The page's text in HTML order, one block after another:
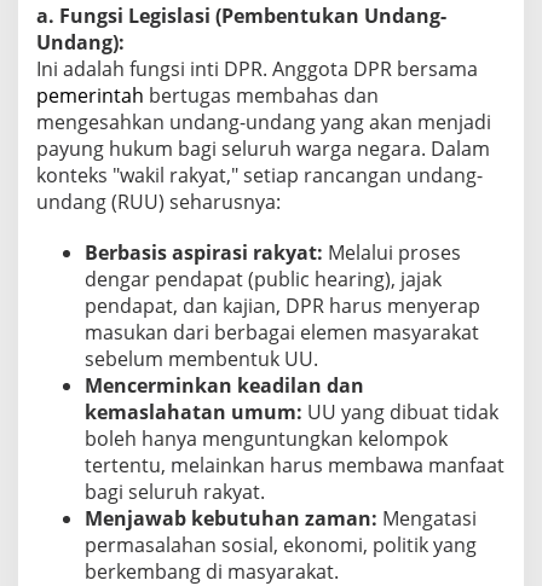
a. Fungsi Legislasi (Pembentukan Undang-
Undang):
Ini adalah fungsi inti DPR. Anggota DPR bersama
pemerintah bertugas membahas dan
mengesahkan undang-undang yang akan menjadi
payung hukum bagi seluruh warga negara. Dalam
konteks "wakil rakyat," setiap rancangan undang-
undang (RUU) seharusnya:
Berbasis aspirasi rakyat: Melalui proses
dengar pendapat (public hearing), jajak
pendapat, dan kajian, DPR harus menyerap
masukan dari berbagai elemen masyarakat
sebelum membentuk UU.
Mencerminkan keadilan dan
kemaslahatan umum: UU yang dibuat tidak
boleh hanya menguntungkan kelompok
tertentu, melainkan harus membawa manfaat
bagi seluruh rakyat.
Menjawab kebutuhan zaman: Mengatasi
permasalahan sosial, ekonomi, politik yang
berkembang di masyarakat.